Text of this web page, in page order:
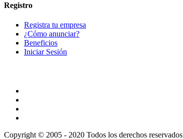
Registro
Registra tu empresa
¿Cómo anunciar?
Beneficios
Iniciar Sesión
Copyright © 2005 - 2020 Todos los derechos reservados